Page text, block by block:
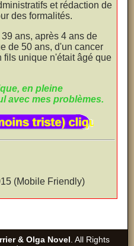
et rédaction de
des formalités.
ans, après 4 ans de
de 50 ans, d'un cancer
fils unique n'était âgé que
en pleine
avec mes problèmes.
(Mobile Friendly)
& Olga Novel . All Rights